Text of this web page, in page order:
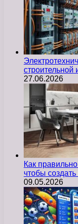
27.06.2026
Как
чтобы
09.05.2026